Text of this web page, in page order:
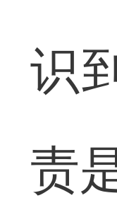
识
责